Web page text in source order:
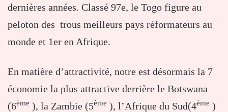
dernières années. Classé 97e, le Togo figure au
peloton des trous meilleurs pays réformateurs au
monde et 1er en Afrique.
En matière d’attractivité, notre est désormais la 7
économie la plus attractive derrière le Botswana
(6ème ), la Zambie (5ème ), l’Afrique du Sud(4ème )